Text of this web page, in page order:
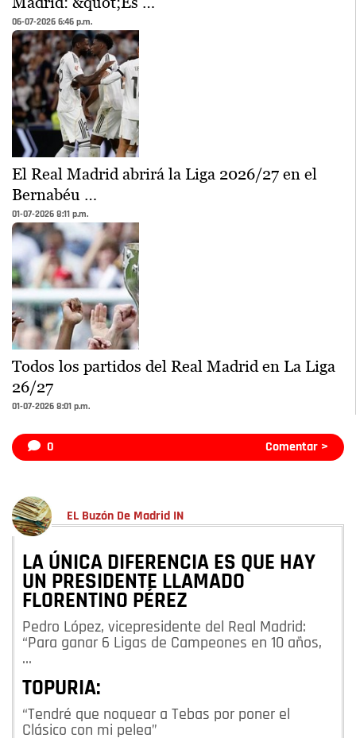
06-07-2026 6:46 p.m.
El Real Madrid abrirá la Liga 2026/27 en el
Bernabéu …
01-07-2026 8:11 p.m.
Todos los partidos del Real Madrid en La Liga
26/27
01-07-2026 8:01 p.m.
0 Comentar >
EL Buzón De Madrid IN
LA ÚNICA DIFERENCIA ES QUE HAY
UN PRESIDENTE LLAMADO
FLORENTINO PÉREZ
Pedro López, vicepresidente del Real Madrid:
“Para ganar 6 Ligas de Campeones en 10 años,
…
TOPURIA:
“Tendré que noquear a Tebas por poner el
Clásico con mi pelea”